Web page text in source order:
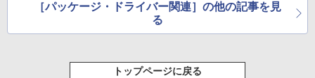
［パッケージ・ドライバー関連］の他の記事を見
る
トップページに戻る